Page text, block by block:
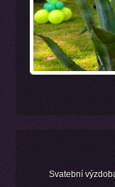
Svatební